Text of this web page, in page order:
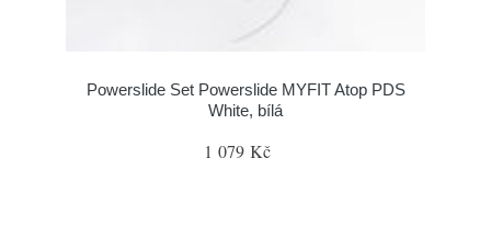
Powerslide Set Powerslide MYFIT Atop PDS
White, bílá
1 079 Kč